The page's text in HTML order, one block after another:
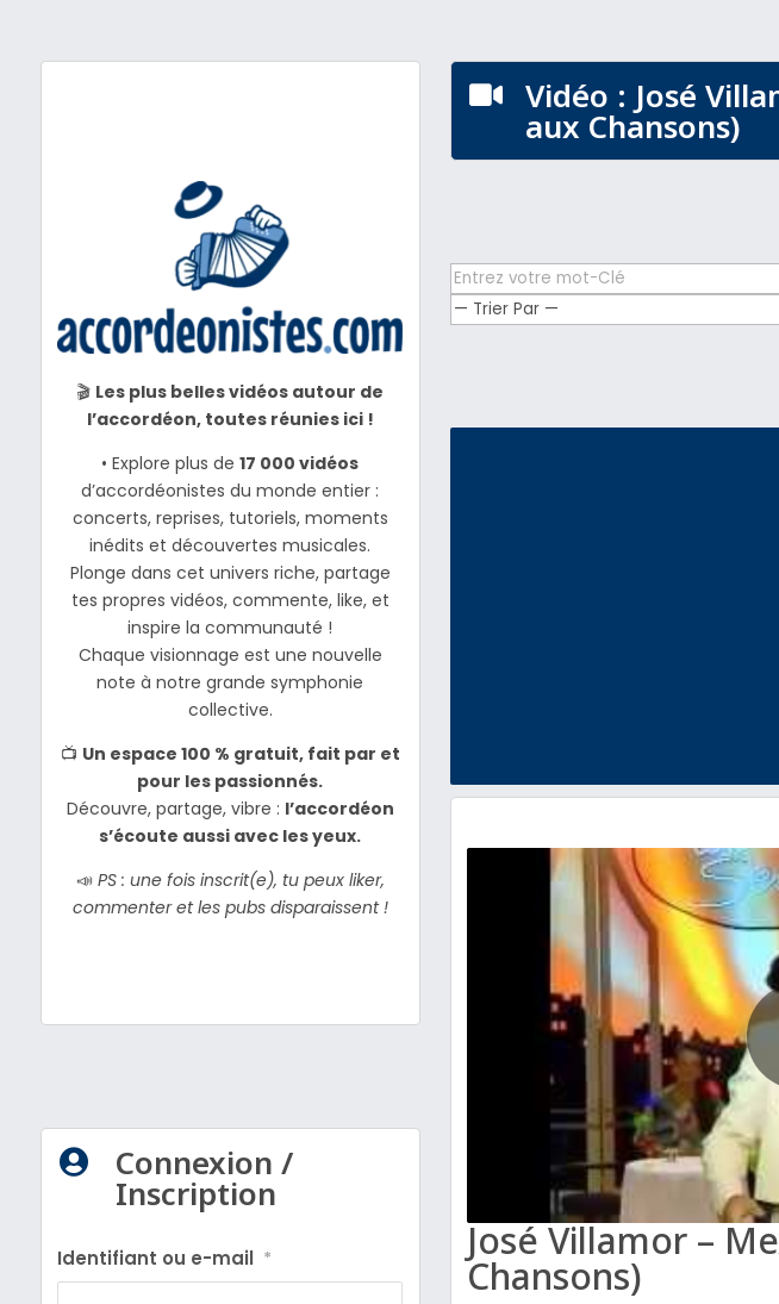
🎬 Les plus belles vidéos autour de
l’accordéon, toutes réunies ici !
• Explore plus de17 000 vidéos
d’accordéonistes du monde entier :
concerts, reprises, tutoriels, moments
inédits et découvertes musicales.
Plonge dans cet univers riche, partage
tes propres vidéos, commente, like, et
inspire la communauté !
Chaque visionnage est une nouvelle
note à notre grande symphonie
collective.
📺 Un espace 100 % gratuit, fait par et
pour les passionnés.
Découvre, partage, vibre : l’accordéon
s’écoute aussi avec les yeux.
📣 PS : une fois inscrit(e), tu peux liker,
commenter et les pubs disparaissent !
 Connexion /
Inscription
Identifiant ou e-mail *
 Vidéo : José
aux Chansons)
José Villamor –
Chansons)